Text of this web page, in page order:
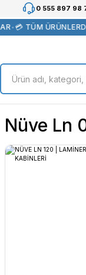
0 555 897 98
•💳 TÜM
Nüve Ln